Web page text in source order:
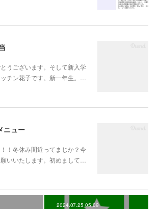
うございます。そして新入学
チン花子です。新一年生。…
ニュー
！冬休み間近ってまじか？今
いいたします。初めまして…
2024.07.25 05:09